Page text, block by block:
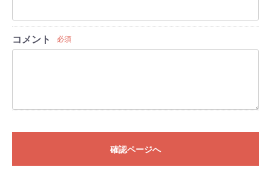
コメント 必須
確認ページへ